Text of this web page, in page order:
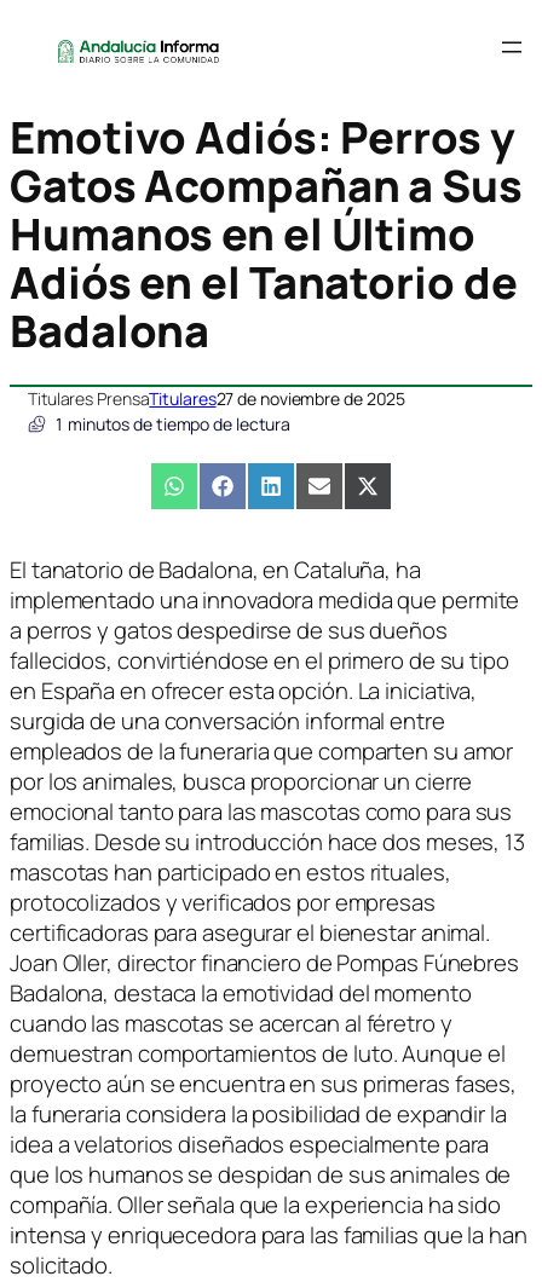
Emotivo Adiós: Perros y
Gatos Acompañan a Sus
Humanos en el Último
Adiós en el Tanatorio de
Badalona
Titulares PrensaTitulares27 de noviembre de 2025
1 minutos de tiempo de lectura
Compartir
en
WhatsAppCompartir
en
FacebookCompartir
en
LinkedInCompartir
en
EmailCompartir
en
X
(Twitter)
El tanatorio de Badalona, en Cataluña, ha
implementado una innovadora medida que permite
a perros y gatos despedirse de sus dueños
fallecidos, convirtiéndose en el primero de su tipo
en España en ofrecer esta opción. La iniciativa,
surgida de una conversación informal entre
empleados de la funeraria que comparten su amor
por los animales, busca proporcionar un cierre
emocional tanto para las mascotas como para sus
familias. Desde su introducción hace dos meses, 13
mascotas han participado en estos rituales,
protocolizados y verificados por empresas
certificadoras para asegurar el bienestar animal.
Joan Oller, director financiero de Pompas Fúnebres
Badalona, destaca la emotividad del momento
cuando las mascotas se acercan al féretro y
demuestran comportamientos de luto. Aunque el
proyecto aún se encuentra en sus primeras fases,
la funeraria considera la posibilidad de expandir la
idea a velatorios diseñados especialmente para
que los humanos se despidan de sus animales de
compañía. Oller señala que la experiencia ha sido
intensa y enriquecedora para las familias que la han
solicitado.